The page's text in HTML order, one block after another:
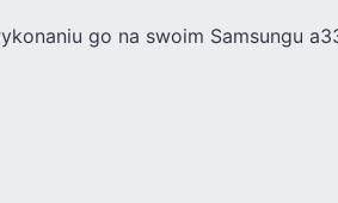
go na swoim Samsungu